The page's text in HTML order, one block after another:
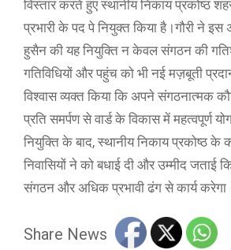
विस्तार करते हुए स्थानीय निकाय प्रकोष्ठ
प्रभारी के पद पे नियुक्त किया है।गौरी ने
हुसैन की यह नियुक्ति न केवल संगठन की
गतिविधियों और पहुंच को भी नई मज़बूती
विश्वास व्यक्त किया कि अपने संगठनात्मक
प्रति समर्पण से वार्ड के विकास में महत्वपूर्ण
नियुक्ति के बाद, स्थानीय निकाय प्रकोष्ठ के
निवासियों ने को बधाई दी और उम्मीद जताई
संगठन और अधिक प्रभावी ढंग से कार्य
Share News